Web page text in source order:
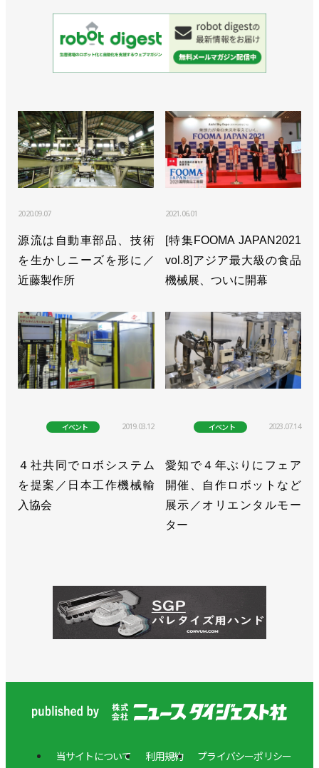
2020.09.07
源流は自動車部品、技術
を生かしニーズを形に／
近藤製作所
2021.06.01
[特集FOOMA JAPAN2021
vol.8]アジア最大級の食品
機械展、ついに開幕
イベント 2019.03.12
４社共同でロボシステム
を提案／日本工作機械輸
入協会
イベント 2023.07.14
愛知で４年ぶりにフェア
開催、自作ロボットなど
展示／オリエンタルモー
ター
当サイトについて 利用規約 プライバシーポリシー